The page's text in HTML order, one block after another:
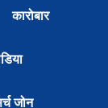
कारोबार
जोन